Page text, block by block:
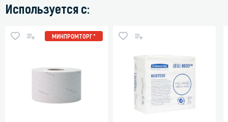
Используется с:
МИНПРОМТОРГ *